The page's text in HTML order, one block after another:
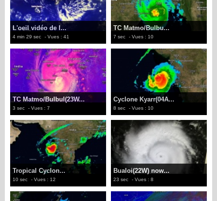
L'oeil vidéo de l...
4 min 29 sec - Vues : 41
TC Matmo/Bulbu...
7 sec - Vues : 10
TC Matmo/Bulbul(23W...
3 sec - Vues : 7
Cyclone Kyarr(04A...
8 sec - Vues : 10
Tropical Cyclon...
10 sec - Vues : 12
Bualoi(22W) now...
23 sec - Vues : 8